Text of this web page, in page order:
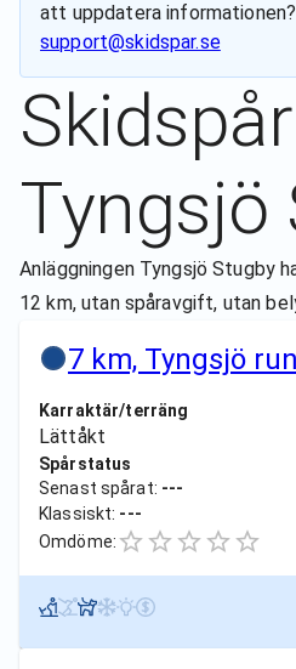
att uppdatera
support@skidspar.se
Tyngsjö
Anläggningen Tyngsjö Stugby
12 km, utan spåravgift, utan
7 km, Tyngsjö
Karraktär/terräng
Lättåkt
Spårstatus
Senast spårat: ---
Klassiskt: ---
Omdöme: